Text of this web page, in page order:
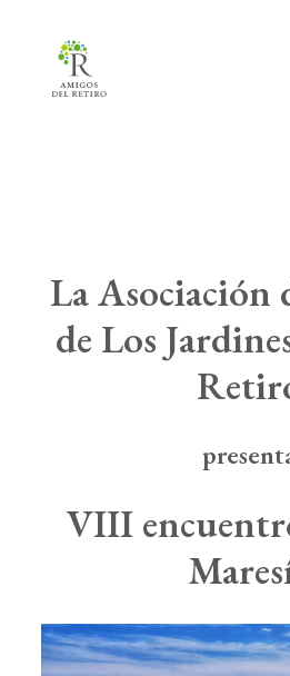
Info
La
LaAsociación
de Los
VIII